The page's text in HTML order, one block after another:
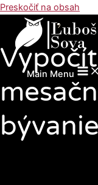
Preskočiť na obsah
Main Menu
bývanie